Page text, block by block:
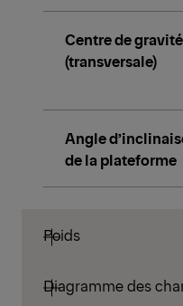
Centre de gravité
(transversale)
Angle
de la plateforme
Poids
Diagramme des